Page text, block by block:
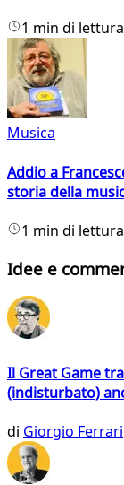
1 min di lettura
Musica
Addio a
storia della
1 min di lettura
Idee e
Il Great Game
(indisturbato)
di Giorgio Ferrari